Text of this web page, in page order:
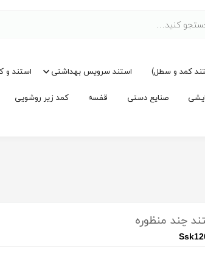
کمد و سطل) استند سرویس بهداشتی استند
صنایع دستی قفسه کمد زیر روشویی
چند منظوره